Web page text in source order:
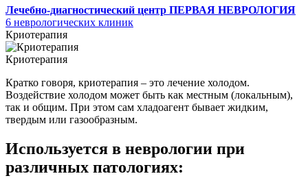
Лечебно-диагностический центр ПЕРВАЯ НЕВРОЛОГИЯ
6 неврологических клиник
Криотерапия
Криотерапия
Кратко говоря, криотерапия – это лечение холодом.
Воздействие холодом может быть как местным (локальным),
так и общим. При этом сам хладоагент бывает жидким,
твердым или газообразным.
Используется в неврологии при
различных патологиях: